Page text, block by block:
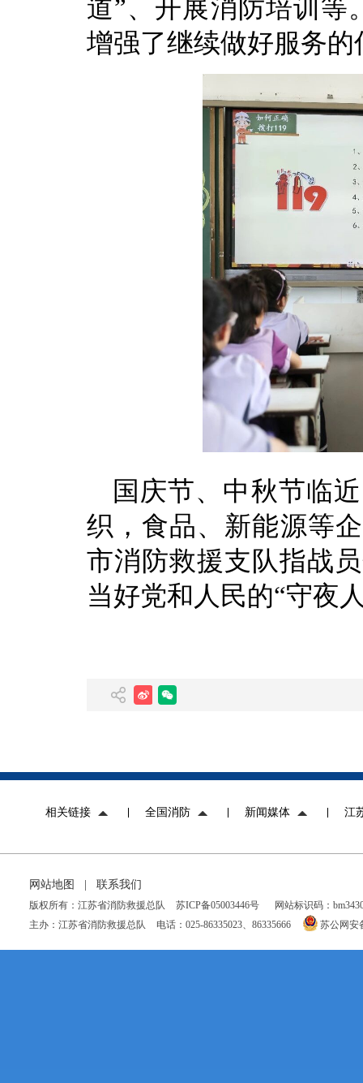
道”、开展消防培训等
增强了继续做好服务
国庆节、中秋节临
织，食品、新能源等
市消防救援支队指战
当好党和人民的“守夜
相关链接 全国消防 新闻媒体 江
网站地图 联系我们
版权所有：江苏省消防救援总队 苏ICP备05003446号
网站标识码：
主办：江苏省消防救援总队
电话：025-86335023、86335666 苏公网安